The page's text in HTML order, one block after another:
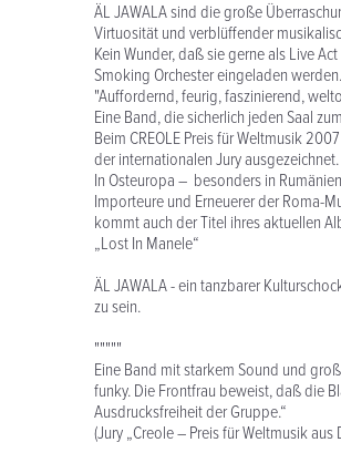
ÄL JAWALA sind die große
Virtuosität und verblüffender
Kein Wunder, daß sie gerne als Live
Smoking Orchester eingeladen werden.
"Auffordernd, feurig, faszinierend,
Eine Band, die sicherlich jeden Saal
Beim CREOLE Preis für Weltmusik
der internationalen Jury ausgezeichnet.
In Osteuropa – besonders in
Importeure und Erneuerer der Roma-
kommt auch der Titel ihres aktuellen
„Lost In Manele“
ÄL JAWALA - ein tanzbarer
zu sein.
"""""
Eine Band mit starkem Sound und
funky. Die Frontfrau beweist, daß die
Ausdrucksfreiheit der Gruppe.“
(Jury „Creole – Preis für Weltmusik